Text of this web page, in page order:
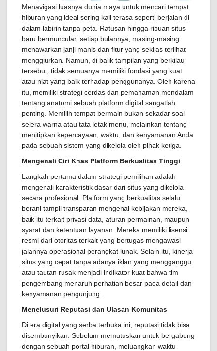
Menavigasi luasnya dunia maya untuk mencari tempat
hiburan yang ideal sering kali terasa seperti berjalan di
dalam labirin tanpa peta. Ratusan hingga ribuan situs
baru bermunculan setiap bulannya, masing-masing
menawarkan janji manis dan fitur yang sekilas terlihat
menggiurkan. Namun, di balik tampilan yang berkilau
tersebut, tidak semuanya memiliki fondasi yang kuat
atau niat yang baik terhadap penggunanya. Oleh karena
itu, memiliki strategi cerdas dan pemahaman mendalam
tentang anatomi sebuah platform digital sangatlah
penting. Memilih tempat bermain bukan sekadar soal
selera warna atau tata letak menu, melainkan tentang
menitipkan kepercayaan, waktu, dan kenyamanan Anda
pada sebuah sistem yang dikelola oleh pihak ketiga.
Mengenali Ciri Khas Platform Berkualitas Tinggi
Langkah pertama dalam strategi pemilihan adalah
mengenali karakteristik dasar dari situs yang dikelola
secara profesional. Platform yang berkualitas selalu
berani tampil transparan mengenai kebijakan mereka,
baik itu terkait privasi data, aturan permainan, maupun
syarat dan ketentuan layanan. Mereka memiliki lisensi
resmi dari otoritas terkait yang bertugas mengawasi
jalannya operasional perangkat lunak. Selain itu, kinerja
situs yang cepat tanpa adanya iklan yang mengganggu
atau tautan rusak menjadi indikator kuat bahwa tim
pengembang menaruh perhatian besar pada detail dan
kenyamanan pengunjung.
Menelusuri Reputasi dan Ulasan Komunitas
Di era digital yang serba terbuka ini, reputasi tidak bisa
disembunyikan. Sebelum memutuskan untuk bergabung
dengan sebuah portal hiburan, meluangkan waktu